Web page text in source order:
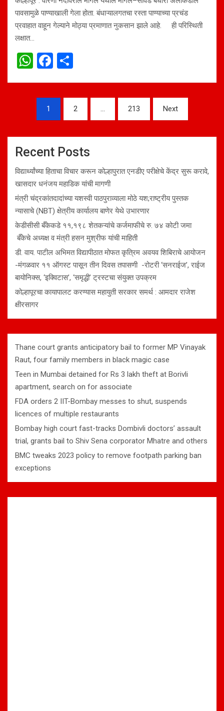
पावसामुळे पाण्याखाली गेला होता. बंधाऱ्यालगतचा रस्ता पाण्याच्या प्रचंड
प्रवाहात वाहून गेल्याने मोठ्या प्रमाणात नुकसान झाले आहे. ही परिस्थिती
लक्षात…
W
at
A
p
p
F
ce
o
o
k
ar
e
navigation
1 2 … 213 Next
Recent Posts
विद्यार्थ्यांच्या हिताचा विचार करून कोल्हापुरात एनडीए परीक्षेचे केंद्र सुरू करावे,
खासदार धनंजय महाडिक यांची मागणी
मंत्री चंद्रकांतदादांच्या यशस्वी पाठपुराव्याला मोठे यश;राष्ट्रीय पुस्तक
न्यासाचे (NBT) क्षेत्रीय कार्यालय बाणेर येथे उभारणार
केडीसीसी बँकेकडे ११,१९८ शेतकऱ्यांचे कर्जमाफीचे रु. ७४ कोटी जमा
बँकेचे अध्यक्ष व मंत्री हसन मुश्रीफ यांची माहिती
डी. वाय. पाटील अभिमत विद्यापीठात मोफत कृत्रिम अवयव शिबिराचे आयोजन
-मंगळवार ११ ऑगस्ट पासून तीन दिवस तपासणी -रोटरी ‘सनराईज’, राईज
बायोनिक्स, ‘इक्विटास’, ‘समृद्धी’ ट्रस्टचा संयुक्त उपक्रम
कोल्हापूरचा कायापालट करण्यास महायुती सरकार समर्थ : आमदार राजेश
क्षीरसागर
Thane court grants anticipatory bail to former MP Vinayak
Raut, four family members in black magic case
Teen in Mumbai detained for Rs 3 lakh theft at Borivli
apartment, search on for associate
FDA orders 2 IIT-Bombay messes to shut, suspends
licences of multiple restaurants
Bombay high court fast-tracks Dombivli doctors’ assault
trial, grants bail to Shiv Sena corporator Mhatre and others
BMC tweaks 2023 policy to remove footpath parking ban
exceptions